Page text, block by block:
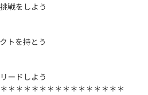
戦をしよう
トを持とう
ードしよう
＊＊＊＊＊＊＊＊＊＊＊＊＊＊＊